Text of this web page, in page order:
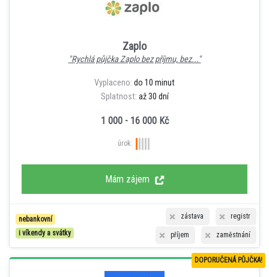
Zaplo
"Rychlá půjčka Zaplo bez příjmu, bez..."
Vyplaceno: do 10 minut
Splatnost: až 30 dní
1 000 - 16 000 Kč
úrok:
Mám zájem
nebankovní
i víkendy a svátky
registr
zástava
zaměstnání
příjem
DOPORUČENÁ PŮJČKA!